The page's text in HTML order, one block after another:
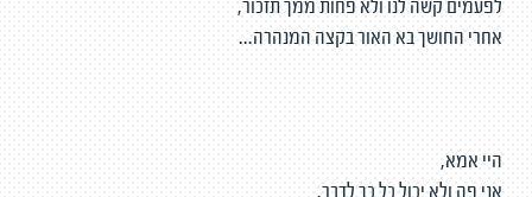
לפעמים קשה לנו ולא פחות ממך תזכור,
אחרי החושך בא האור בקצה המנהרה...
היי אמא,